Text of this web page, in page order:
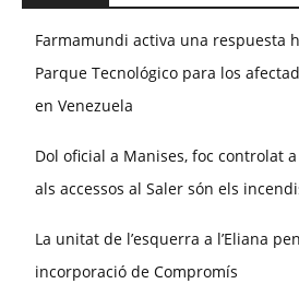
Farmamundi activa una respuesta
Parque Tecnológico para los
en Venezuela
Dol oficial a Manises, foc controlat
als accessos al Saler són els
La unitat de l’esquerra a l’Eliana
incorporació de Compromís